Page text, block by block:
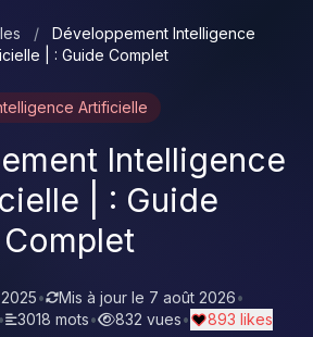
/
Développement Intelligence
| : Guide Complet
Artificielle
Intelligence
| : Guide
Complet
• Mis à jour le 7 août 2026•
• 3018 mots• 832 vues• 893 likes